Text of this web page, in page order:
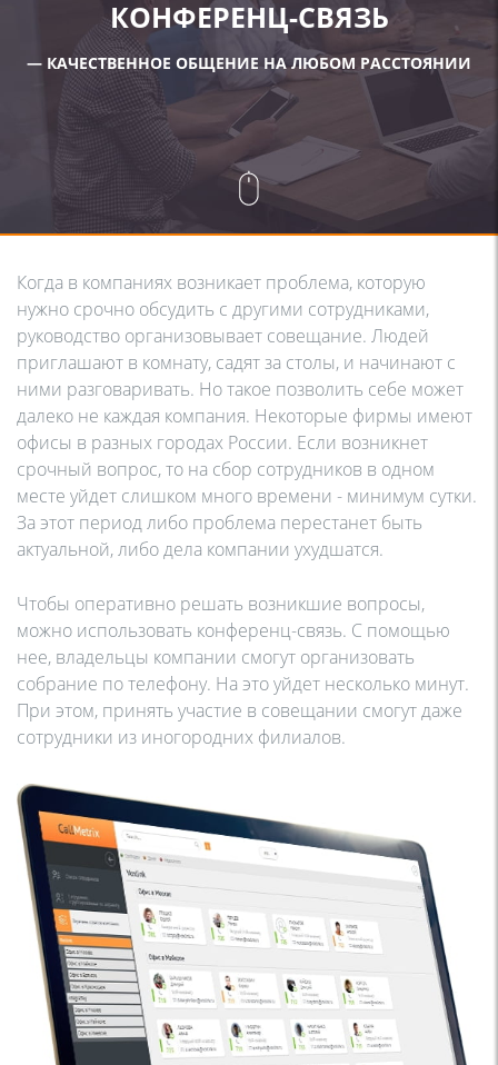
КОНФЕРЕНЦ-СВЯЗЬ
— КАЧЕСТВЕННОЕ ОБЩЕНИЕ НА ЛЮБОМ РАССТОЯНИИ
Когда в компаниях возникает проблема, которую
нужно срочно обсудить с другими сотрудниками,
руководство организовывает совещание. Людей
приглашают в комнату, садят за столы, и начинают с
ними разговаривать. Но такое позволить себе может
далеко не каждая компания. Некоторые фирмы имеют
офисы в разных городах России. Если возникнет
срочный вопрос, то на сбор сотрудников в одном
месте уйдет слишком много времени - минимум сутки.
За этот период либо проблема перестанет быть
актуальной, либо дела компании ухудшатся.
Чтобы оперативно решать возникшие вопросы,
можно использовать конференц-связь. С помощью
нее, владельцы компании смогут организовать
собрание по телефону. На это уйдет несколько минут.
При этом, принять участие в совещании смогут даже
сотрудники из иногородних филиалов.